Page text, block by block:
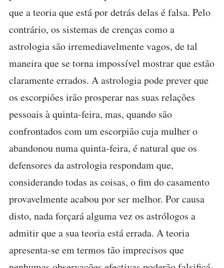
que a teoria que está por detrás delas é falsa. Pelo
contrário, os sistemas de crenças como a
astrologia são irremediavelmente vagos, de tal
maneira que se torna impossível mostrar que estão
claramente errados. A astrologia pode prever que
os escorpiões irão prosperar nas suas relações
pessoais à quinta-feira, mas, quando são
confrontados com um escorpião cuja mulher o
abandonou numa quinta-feira, é natural que os
defensores da astrologia respondam que,
considerando todas as coisas, o fim do casamento
provavelmente acabou por ser melhor. Por causa
disto, nada forçará alguma vez os astrólogos a
admitir que a sua teoria está errada. A teoria
apresenta-se em termos tão imprecisos que